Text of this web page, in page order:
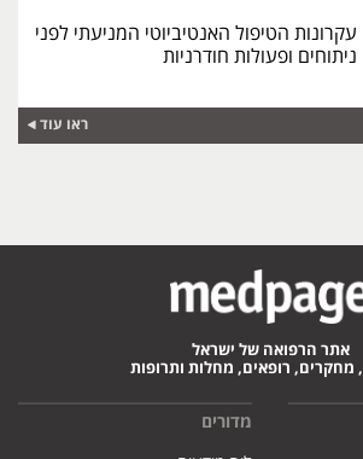
עקרונות הטיפול האנטיביוטי המניעתי לפני
ניתוחים ופעולות חודרניות
ראו עוד
אתר הרפואה של ישראל
מחקרים, רופאים, מחלות ותרופות
מדורים